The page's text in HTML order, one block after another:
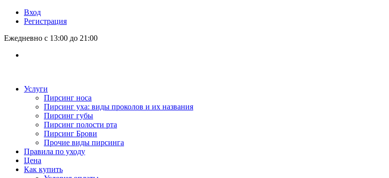
Вход
Регистрация
Ежедневно с 13:00 до 21:00
Услуги
Пирсинг носа
Пирсинг уха: виды проколов и их названия
Пирсинг губы
Пирсинг полости рта
Пирсинг Брови
Прочие виды пирсинга
Правила по уходу
Цена
Как купить